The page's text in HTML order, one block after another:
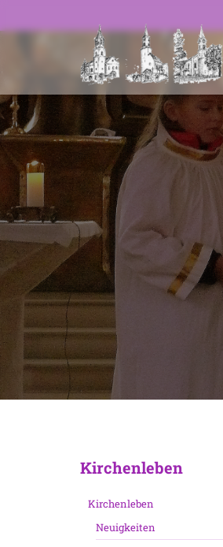
Kirchenleben
Kirchenleben
Neuigkeiten